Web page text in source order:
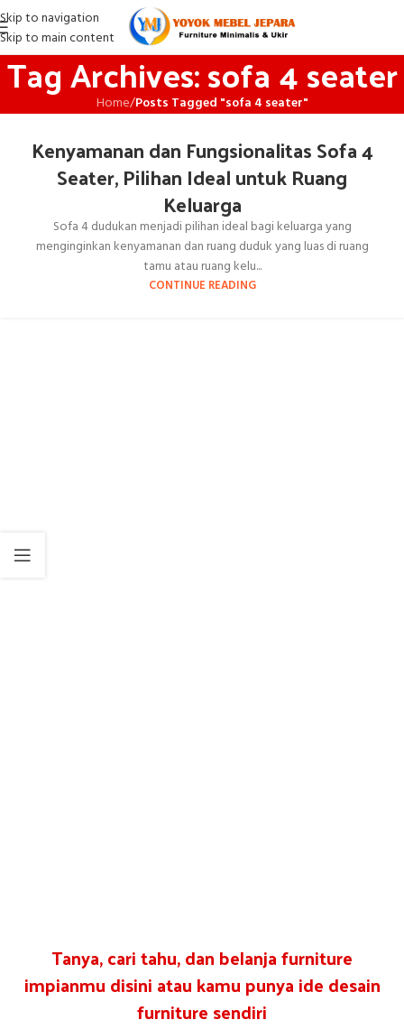
Skip to navigation
Skip to main content
Tag Archives: sofa 4 seater
Home/Posts Tagged "sofa 4 seater"
Kenyamanan dan Fungsionalitas Sofa 4
Seater, Pilihan Ideal untuk Ruang
Keluarga
Sofa 4 dudukan menjadi pilihan ideal bagi keluarga yang
menginginkan kenyamanan dan ruang duduk yang luas di ruang
tamu atau ruang kelu...
CONTINUE READING
Tanya, cari tahu, dan belanja furniture
impianmu disini atau kamu punya ide desain
furniture sendiri